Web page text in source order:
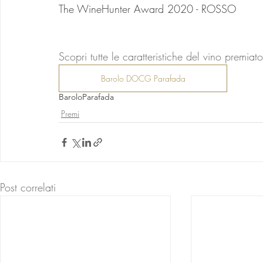
The WineHunter Award 2020 - ROSSO
Scopri tutte le caratteristiche del vino premiato
Barolo DOCG Parafada
BaroloParafada
Premi
Post correlati